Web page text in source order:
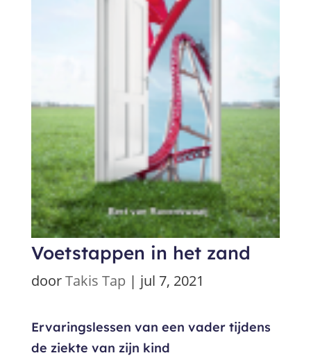
Voetstappen in het zand
doorTakis Tap | jul 7, 2021
Ervaringslessen van een vader tijdens
de ziekte van zijn kind